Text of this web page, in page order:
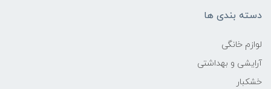
دسته بندی ها
لوازم خانگی
آرایشی و بهداشتی
خشکبار